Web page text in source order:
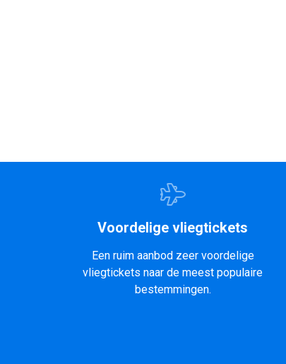
Voordelige vliegtickets
Een ruim aanbod zeer voordelige
vliegtickets naar de meest populaire
bestemmingen.